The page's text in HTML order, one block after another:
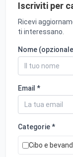
Iscriviti per
Ricevi
ti interessano.
Nome
Email *
Categorie *
Cibo e